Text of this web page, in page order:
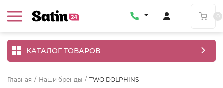
КАТАЛОГ ТОВАРОВ
Главная / Наши бренды / TWO DOLPHINS